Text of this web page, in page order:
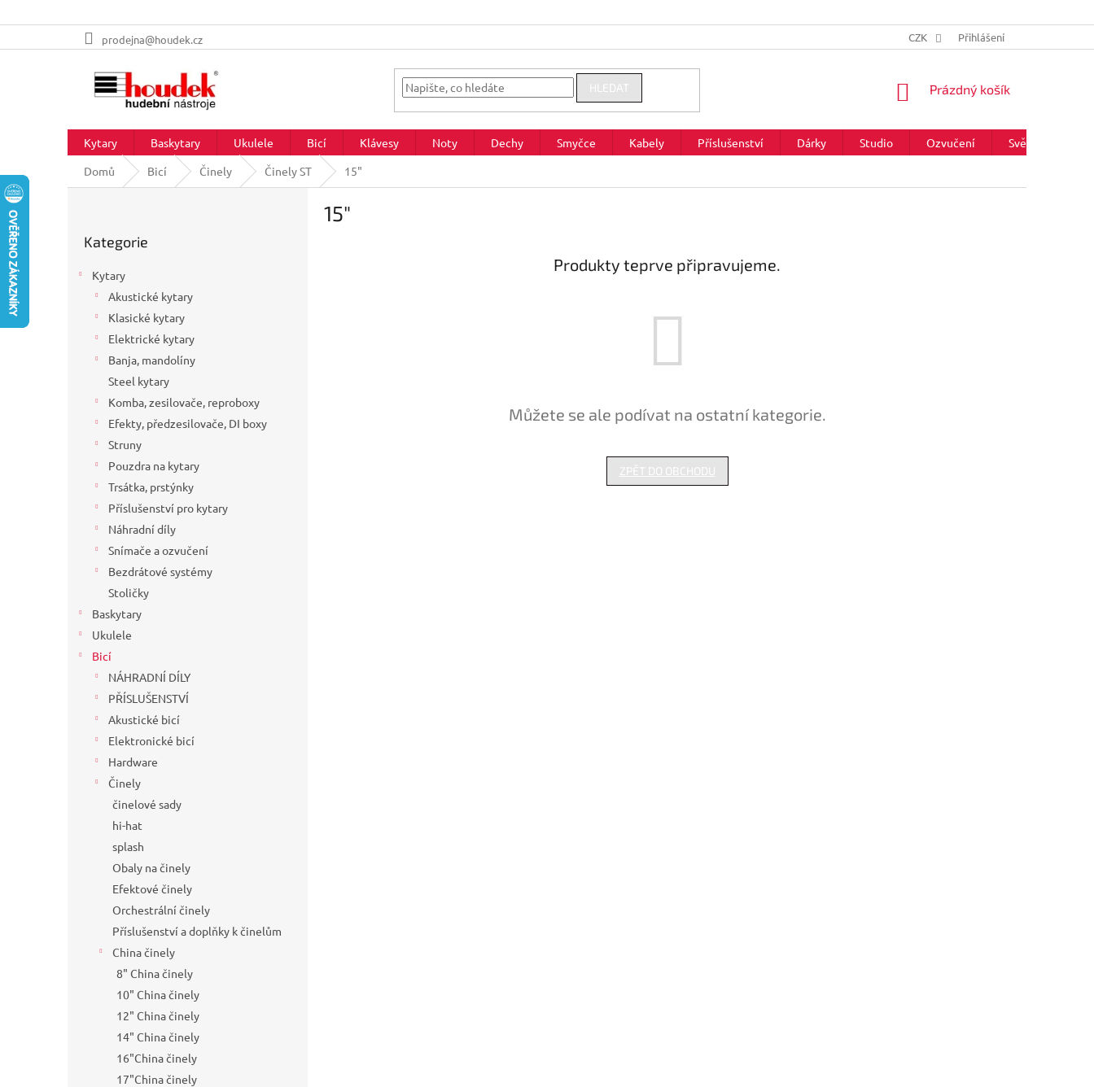
na
prodejna@houdek.cz CZK Přihlášení
HLEDAT
NÁKUPNÍ
Prázdný košík
Kytary Baskytary Ukulele Bicí Klávesy Noty Dechy Smyčce Kabely Příslušenství Dárky Studio Ozvučení Světla
Domů
Bicí Činely Činely ST 15"
kategorie
Kategorie
Kytary
Akustické kytary
Klasické kytary
Elektrické kytary
Banja, mandolíny
Steel kytary
Komba, zesilovače, reproboxy
Efekty, předzesilovače, DI boxy
Struny
Pouzdra na kytary
Trsátka, prstýnky
Příslušenství pro kytary
Náhradní díly
Snímače a ozvučení
Bezdrátové systémy
Stoličky
Baskytary
Ukulele
Bicí
NÁHRADNÍ DÍLY
PŘÍSLUŠENSTVÍ
Akustické bicí
Elektronické bicí
Hardware
Činely
činelové sady
hi-hat
splash
Obaly na činely
Efektové činely
Orchestrální činely
Příslušenství a doplňky k činelům
China činely
8" China činely
10" China činely
12" China činely
14" China činely
16"China činely
17"China činely
15"
Produkty teprve připravujeme.
Můžete se ale podívat na ostatní kategorie.
ZPĚT DO OBCHODU